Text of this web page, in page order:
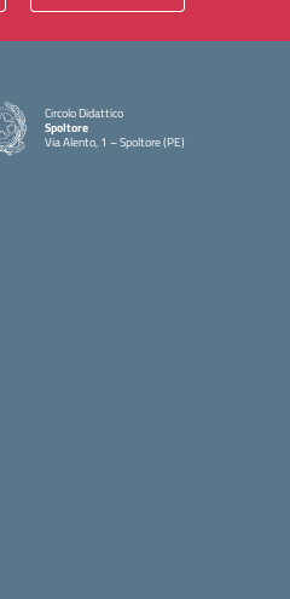
Circolo Didattico
Spoltore
Via Alento, 1 – Spoltore (PE)